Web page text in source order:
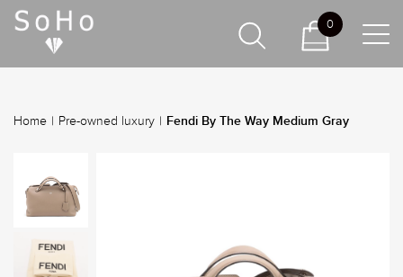
Home | Pre-owned luxury | Fendi By The Way Medium Gray
0